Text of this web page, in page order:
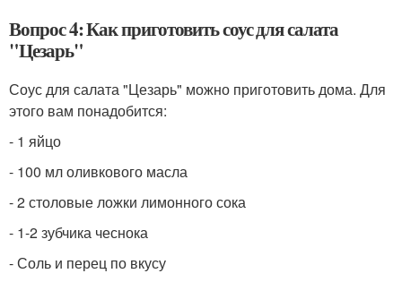
Вопрос 4: Как приготовить соус для салата
"Цезарь"
Соус для салата "Цезарь" можно приготовить дома. Для
этого вам понадобится:
- 1 яйцо
- 100 мл оливкового масла
- 2 столовые ложки лимонного сока
- 1-2 зубчика чеснока
- Соль и перец по вкусу